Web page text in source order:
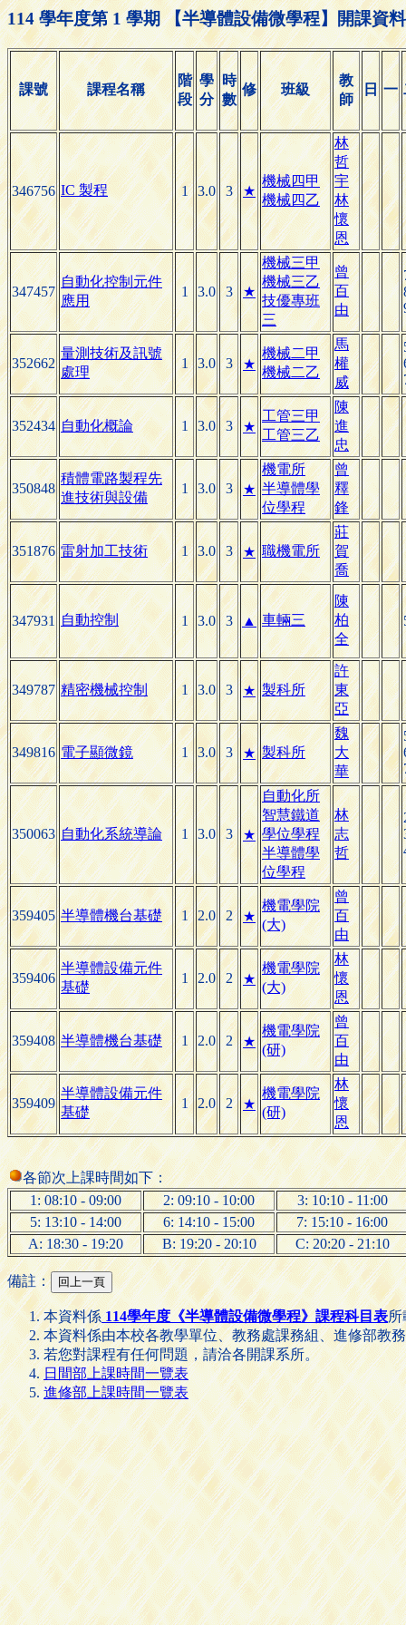
114 學年度第 1 學期 【半導體設備微學程】開課資
課號 課程名稱
階
段
學
分
時
數
修 班級
教
師
日 一
346756 IC 製程 1 3.0 3 ★
機械四甲
機械四乙
林
哲
宇
林
懷
恩
347457
自動化控制元件
應用
1 3.0 3 ★
機械三甲
機械三乙
技優專班
三
曾
百
由
352662
量測技術及訊號
處理
1 3.0 3 ★
機械二甲
機械二乙
馬
權
威
352434 自動化概論 1 3.0 3 ★
工管三甲
工管三乙
陳
進
忠
350848
積體電路製程先
進技術與設備
1 3.0 3 ★
機電所
半導體學
位學程
曾
釋
鋒
351876 雷射加工技術 1 3.0 3 ★ 職機電所
莊
賀
喬
347931 自動控制 1 3.0 3 ▲ 車輛三
陳
柏
全
349787 精密機械控制 1 3.0 3 ★ 製科所
許
東
亞
349816 電子顯微鏡 1 3.0 3 ★ 製科所
魏
大
華
350063 自動化系統導論 1 3.0 3 ★
自動化所
智慧鐵道
學位學程
半導體學
位學程
林
志
哲
359405 半導體機台基礎 1 2.0 2 ★
機電學院
(大)
曾
百
由
359406
半導體設備元件
基礎
1 2.0 2 ★
機電學院
(大)
林
懷
恩
359408 半導體機台基礎 1 2.0 2 ★
機電學院
(研)
曾
百
由
359409
半導體設備元件
基礎
1 2.0 2 ★
機電學院
(研)
林
懷
恩
各節次上課時間如下：
1: 08:10 - 09:00
2: 09:10 - 10:00
3: 10:10 - 11:00
5: 13:10 - 14:00
6: 14:10 - 15:00
7: 15:10 - 16:00
A: 18:30 - 19:20
B: 19:20 - 20:10 C: 20:20 - 21:10
備註：
本資料係 114學年度《半導體設備微學程》課程科目表
本資料係由本校各教學單位、教務處課務組、進修部教
若您對課程有任何問題，請洽各開課系所。
日間部上課時間一覽表
進修部上課時間一覽表